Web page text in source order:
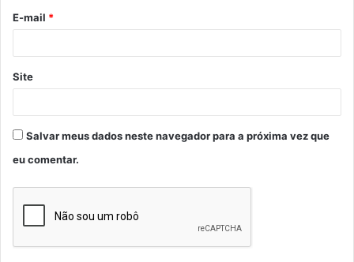
*
E-mail *
Site
Salvar meus dados neste navegador para a próxima vez que
eu comentar.